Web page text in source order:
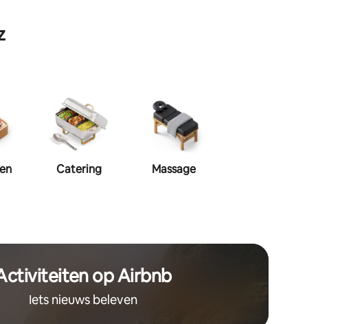
Catering Massage
op Airbnb
Iets nieuws beleven